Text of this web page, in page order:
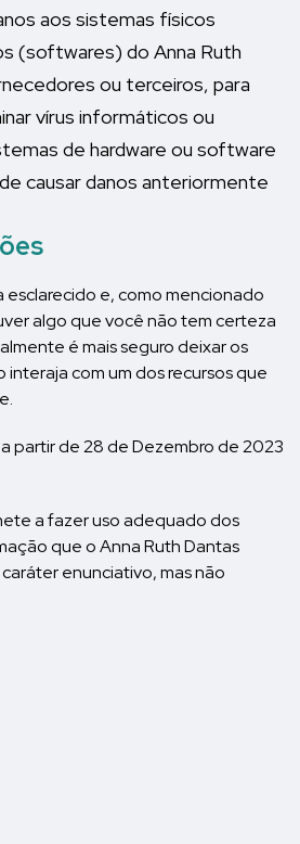
aos sistemas físicos
(softwares) do Anna Ruth
ou terceiros, para
vírus informáticos ou
de hardware ou software
causar danos anteriormente
esclarecido e, como mencionado
algo que você não tem certeza
é mais seguro deixar os
interaja com um dos recursos que
partir de 28 de Dezembro de 2023
a fazer uso adequado dos
que o Anna Ruth Dantas
enunciativo, mas não